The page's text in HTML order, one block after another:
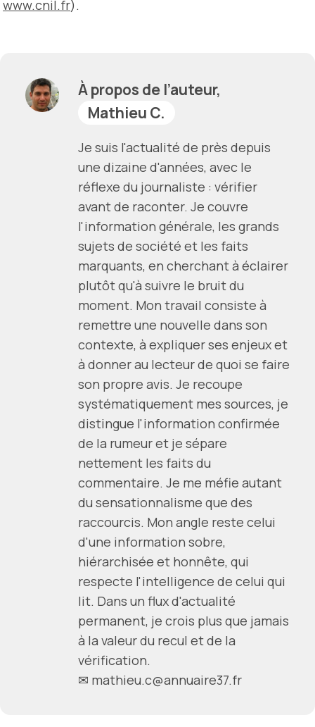
www.cnil.fr).
À propos de l’auteur,
Mathieu C.
Je suis l'actualité de près depuis
une dizaine d'années, avec le
réflexe du journaliste : vérifier
avant de raconter. Je couvre
l'information générale, les grands
sujets de société et les faits
marquants, en cherchant à éclairer
plutôt qu'à suivre le bruit du
moment. Mon travail consiste à
remettre une nouvelle dans son
contexte, à expliquer ses enjeux et
à donner au lecteur de quoi se faire
son propre avis. Je recoupe
systématiquement mes sources, je
distingue l'information confirmée
de la rumeur et je sépare
nettement les faits du
commentaire. Je me méfie autant
du sensationnalisme que des
raccourcis. Mon angle reste celui
d'une information sobre,
hiérarchisée et honnête, qui
respecte l'intelligence de celui qui
lit. Dans un flux d'actualité
permanent, je crois plus que jamais
à la valeur du recul et de la
vérification.
✉ mathieu.c@annuaire37.fr